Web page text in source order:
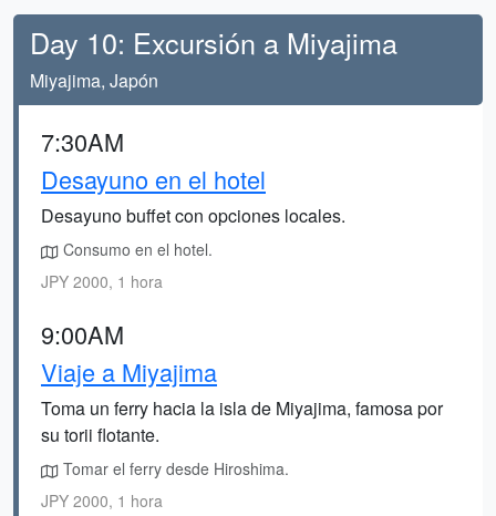
Day 10: Excursión a Miyajima
Miyajima, Japón
7:30AM
Desayuno en el hotel
Desayuno buffet con opciones locales.
Consumo en el hotel.
JPY 2000, 1 hora
9:00AM
Viaje a Miyajima
Toma un ferry hacia la isla de Miyajima, famosa por
su torii flotante.
Tomar el ferry desde Hiroshima.
JPY 2000, 1 hora